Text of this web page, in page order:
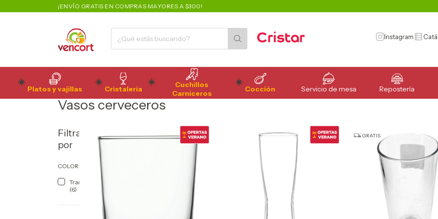
¡ENVÍO GRATIS EN COMPRAS MAYORES A $300!
Instagram
Platos y vajillas Cristalería
Cuchillos
Carniceros
Cocción Servicio de mesa Repostería
Inicio>Bar Vasos y Copas>Vasos cerveceros
Vasos cerveceros
Filtrar
por
COLOR
Transparente
(6)
GRATIS